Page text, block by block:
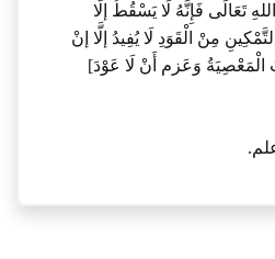
تَعَالَى فَإِنَّهُ لَا يَسْقُطُ إلَّا
مِنْ الْقَوَدِ لَا يُفِيدُ إلَّا إنْ
الْمَعْصِيَةُ وَعَزم أَنْ لَا عَوْدَ]